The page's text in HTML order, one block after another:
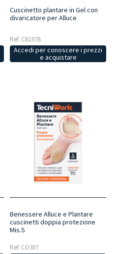
Cuscinetto plantare in Gel con
divaricatore per Alluce
Ref: CB197B
Accedi per conoscere i prezzi
e acquistare
Benessere Alluce e Plantare
cuscinetti doppia protezione
Mis.S
Ref: CO307